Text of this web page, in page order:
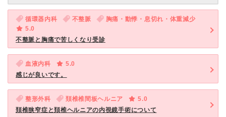
循環器内科 不整脈
胸痛・動悸・息切れ・体重減少
5.0
不整脈と胸痛で苦しくなり受診
血液内科
5.0
感じが良いです。
整形外科 頚椎椎間板ヘルニア
5.0
頚椎狭窄症と頚椎ヘルニアの内視鏡手術について